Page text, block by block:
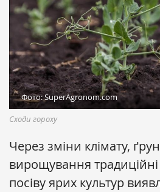
Фото: SuperAgronom.com
Сходи гороху
Через зміни клімату,
вирощування
посіву ярих культур